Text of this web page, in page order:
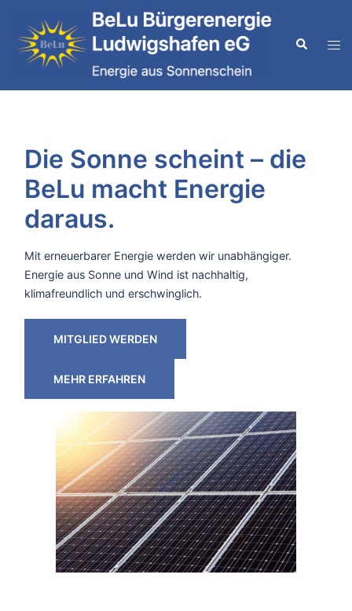
Inhalt
springen
Suche
Die Sonne scheint – die
BeLu macht Energie
daraus.
Mit erneuerbarer Energie werden wir unabhängiger.
Energie aus Sonne und Wind ist nachhaltig,
klimafreundlich und erschwinglich.
MITGLIED WERDEN
MEHR ERFAHREN